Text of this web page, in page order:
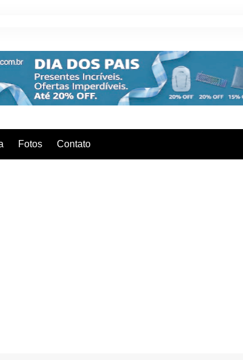
Fotos Contato